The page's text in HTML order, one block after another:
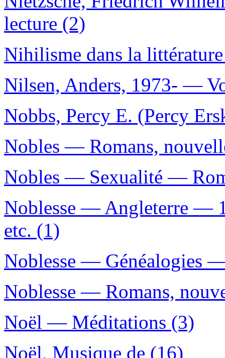
lecture (2)
Nihilisme dans la
Nilsen, Anders, 1973- —
Nobbs, Percy E. (Percy
Nobles — Romans,
Nobles — Sexualité —
Noblesse — Angleterre —
etc. (1)
Noblesse — Généalogies
Noblesse — Romans,
Noël — Méditations (3)
Noël, Musique de (16)